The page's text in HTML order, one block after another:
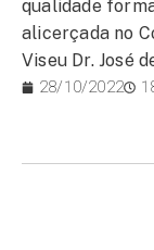
qualidade
alicerçada no
Viseu Dr. José
28/10/2022